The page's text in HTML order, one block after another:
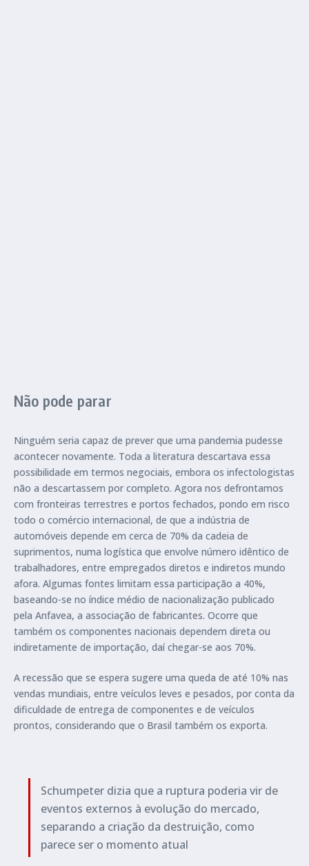
Não pode parar
Ninguém seria capaz de prever que uma pandemia pudesse
acontecer novamente. Toda a literatura descartava essa
possibilidade em termos negociais, embora os infectologistas
não a descartassem por completo. Agora nos defrontamos
com fronteiras terrestres e portos fechados, pondo em risco
todo o comércio internacional, de que a indústria de
automóveis depende em cerca de 70% da cadeia de
suprimentos, numa logística que envolve número idêntico de
trabalhadores, entre empregados diretos e indiretos mundo
afora. Algumas fontes limitam essa participação a 40%,
baseando-se no índice médio de nacionalização publicado
pela Anfavea, a associação de fabricantes. Ocorre que
também os componentes nacionais dependem direta ou
indiretamente de importação, daí chegar-se aos 70%.
A recessão que se espera sugere uma queda de até 10% nas
vendas mundiais, entre veículos leves e pesados, por conta da
dificuldade de entrega de componentes e de veículos
prontos, considerando que o Brasil também os exporta.
Schumpeter dizia que a ruptura poderia vir de
eventos externos à evolução do mercado,
separando a criação da destruição, como
parece ser o momento atual